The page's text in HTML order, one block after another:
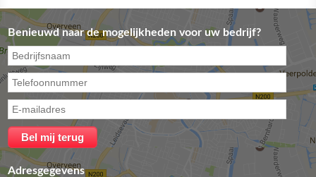
Benieuwd naar de mogelijkheden voor uw bedrijf?
Adresgegevens